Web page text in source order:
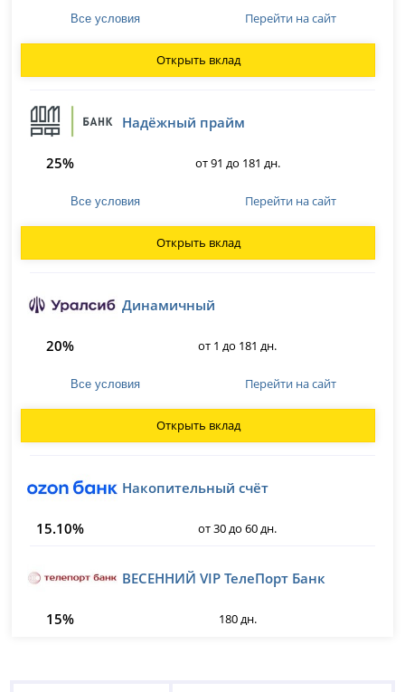
Все условия Перейти на сайт
Открыть вклад
Надёжный прайм
25% от 91 до 181 дн.
Все условия Перейти на сайт
Открыть вклад
Динамичный
20% от 1 до 181 дн.
Все условия Перейти на сайт
Открыть вклад
Накопительный счёт
15.10% от 30 до 60 дн.
ВЕСЕННИЙ VIP ТелеПорт Банк
15% 180 дн.